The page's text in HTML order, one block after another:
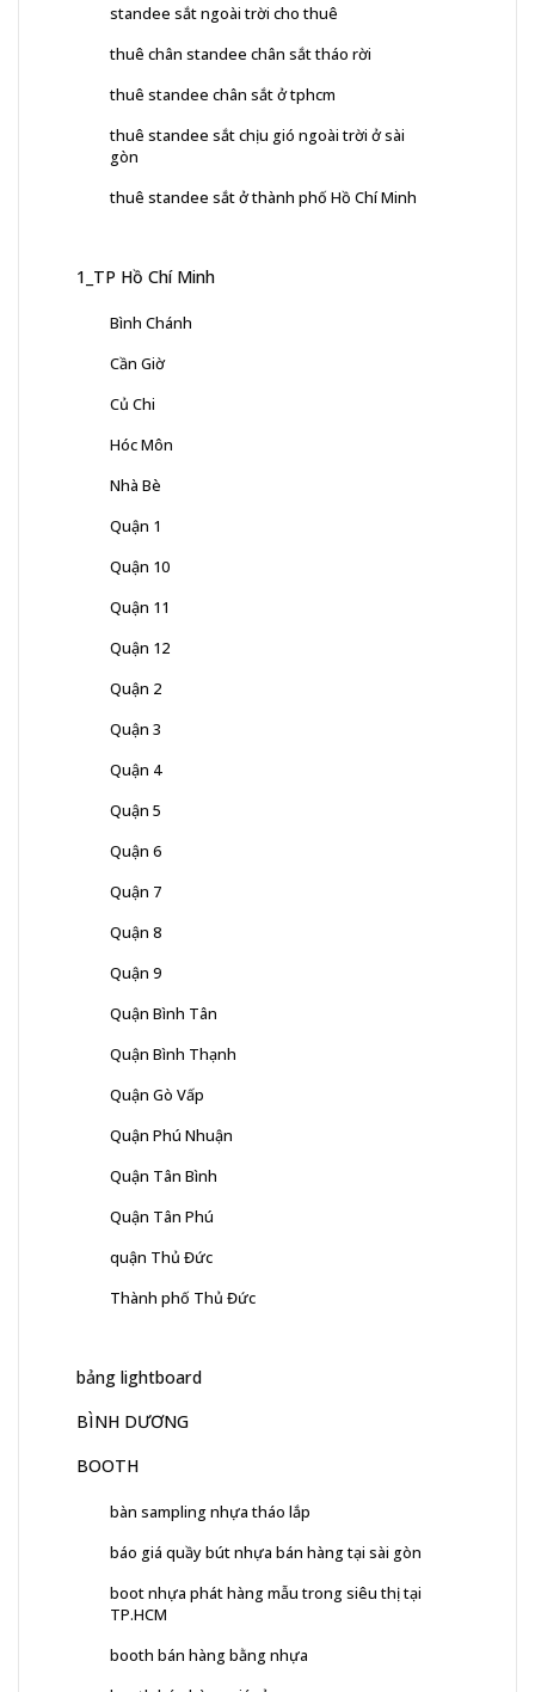
standee sắt ngoài trời cho thuê
thuê chân standee chân sắt tháo rời
thuê standee chân sắt ở tphcm
thuê standee sắt chịu gió ngoài trời ở sài
gòn
thuê standee sắt ở thành phố Hồ Chí Minh
1_TP Hồ Chí Minh
Bình Chánh
Cần Giờ
Củ Chi
Hóc Môn
Nhà Bè
Quận 1
Quận 10
Quận 11
Quận 12
Quận 2
Quận 3
Quận 4
Quận 5
Quận 6
Quận 7
Quận 8
Quận 9
Quận Bình Tân
Quận Bình Thạnh
Quận Gò Vấp
Quận Phú Nhuận
Quận Tân Bình
Quận Tân Phú
quận Thủ Đức
Thành phố Thủ Đức
bảng lightboard
BÌNH DƯƠNG
BOOTH
bàn sampling nhựa tháo lắp
báo giá quầy bút nhựa bán hàng tại sài gòn
boot nhựa phát hàng mẫu trong siêu thị tại
TP.HCM
booth bán hàng bằng nhựa